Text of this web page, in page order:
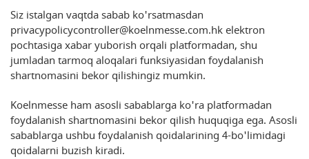
Siz istalgan vaqtda sabab ko'rsatmasdan
privacypolicycontroller@koelnmesse.com.hk elektron
pochtasiga xabar yuborish orqali platformadan, shu
jumladan tarmoq aloqalari funksiyasidan foydalanish
shartnomasini bekor qilishingiz mumkin.
Koelnmesse ham asosli sabablarga ko'ra platformadan
foydalanish shartnomasini bekor qilish huquqiga ega. Asosli
sabablarga ushbu foydalanish qoidalarining 4-bo'limidagi
qoidalarni buzish kiradi.